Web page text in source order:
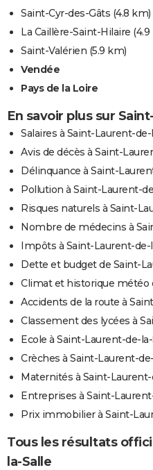
Saint-Cyr-des-Gâts (4.8 km)
La Caillère-Saint-Hilaire
Saint-Valérien (5.9 km)
Vendée
Pays de la Loire
En savoir plus sur
Salaires à Saint-Laurent-de-
Avis de décès à Saint-
Délinquance à Saint-
Pollution à Saint-Laurent-
Risques naturels à Saint-
Nombre de médecins à
Impôts à Saint-Laurent-de-
Dette et budget de Saint-
Climat et historique météo
Accidents de la route à
Classement des lycées à
Ecole à Saint-Laurent-de-
Crèches à Saint-Laurent-
Maternités à Saint-Laurent-
Entreprises à Saint-
Prix immobilier à Saint-
Tous les résultats
la-Salle